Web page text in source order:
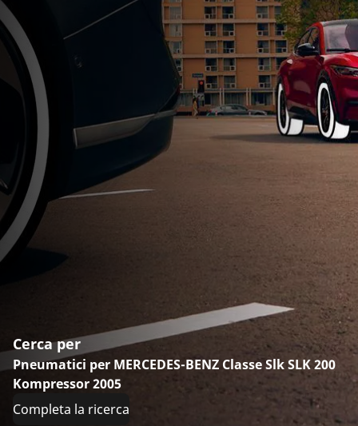
Cerca per
Pneumatici per MERCEDES-BENZ Classe Slk SLK 200
Kompressor 2005
Completa la ricerca